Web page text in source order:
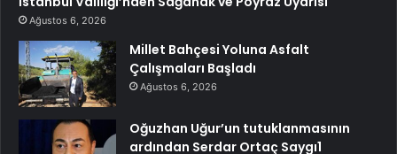
Ağustos 6, 2026
Millet Bahçesi Yoluna Asfalt
Çalışmaları Başladı
Ağustos 6, 2026
Oğuzhan Uğur’un tutuklanmasının
ardından Serdar Ortaç Saygı1